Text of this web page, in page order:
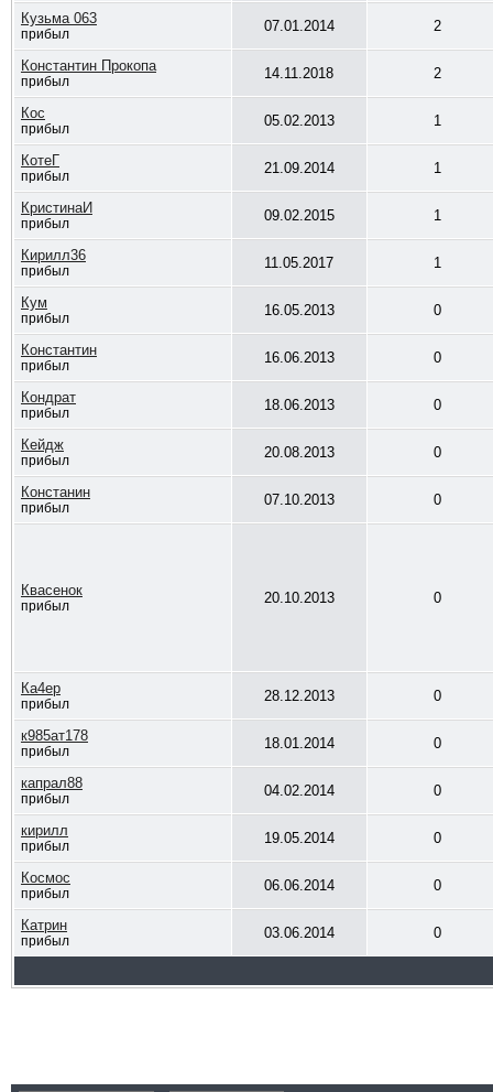
Кузьма 063
прибыл 07.01.2014 2
Константин Прокопа
прибыл 14.11.2018 2
Кос
прибыл 05.02.2013 1
КотеГ
прибыл 21.09.2014 1
КристинаИ
прибыл 09.02.2015 1
Кирилл36
прибыл 11.05.2017 1
Кум
прибыл 16.05.2013 0
Константин
прибыл 16.06.2013 0
Кондрат
прибыл 18.06.2013 0
Кейдж
прибыл 20.08.2013 0
Констанин
прибыл 07.10.2013 0
Квасенок
прибыл 20.10.2013 0
Ка4ер
прибыл 28.12.2013 0
к985ат178
прибыл 18.01.2014 0
капрал88
прибыл 04.02.2014 0
кирилл
прибыл 19.05.2014 0
Космос
прибыл 06.06.2014 0
Катрин
прибыл 03.06.2014 0